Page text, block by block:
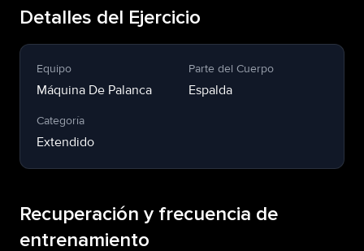
Detalles del Ejercicio
Equipo
Máquina De Palanca
Parte del Cuerpo
Espalda
Categoría
Extendido
Recuperación y frecuencia de
entrenamiento